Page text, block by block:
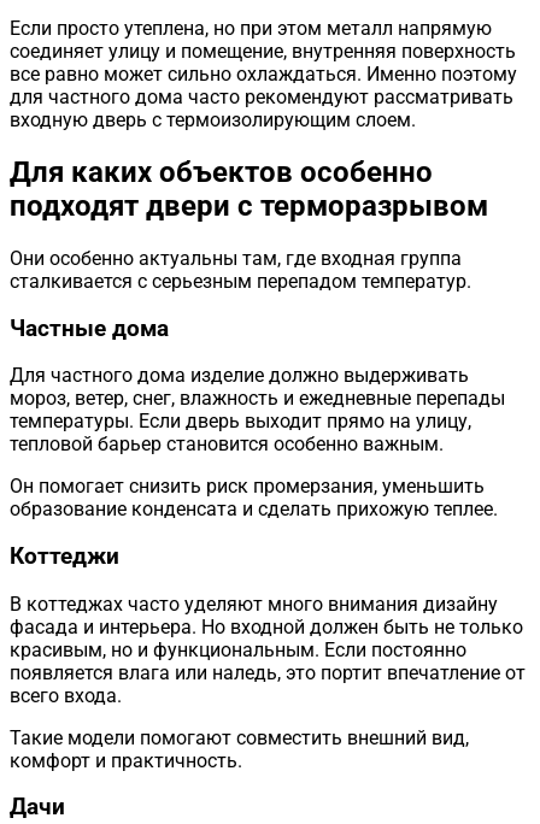
Если просто утеплена, но при этом металл напрямую
соединяет улицу и помещение, внутренняя поверхность
все равно может сильно охлаждаться. Именно поэтому
для частного дома часто рекомендуют рассматривать
входную дверь с термоизолирующим слоем.
Для каких объектов особенно
подходят двери с терморазрывом
Они особенно актуальны там, где входная группа
сталкивается с серьезным перепадом температур.
Частные дома
Для частного дома изделие должно выдерживать
мороз, ветер, снег, влажность и ежедневные перепады
температуры. Если дверь выходит прямо на улицу,
тепловой барьер становится особенно важным.
Он помогает снизить риск промерзания, уменьшить
образование конденсата и сделать прихожую теплее.
Коттеджи
В коттеджах часто уделяют много внимания дизайну
фасада и интерьера. Но входной должен быть не только
красивым, но и функциональным. Если постоянно
появляется влага или наледь, это портит впечатление от
всего входа.
Такие модели помогают совместить внешний вид,
комфорт и практичность.
Дачи